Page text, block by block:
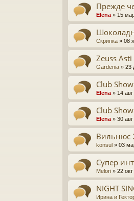
Прежде
Elena » 15
Скрипка » 08
Zeuss
Gardenia » 23
Club
Elena » 14
Club
Elena » 30
Вильнюс
konsul » 03
Супер
Melori » 22
NIGHT
Ирина и